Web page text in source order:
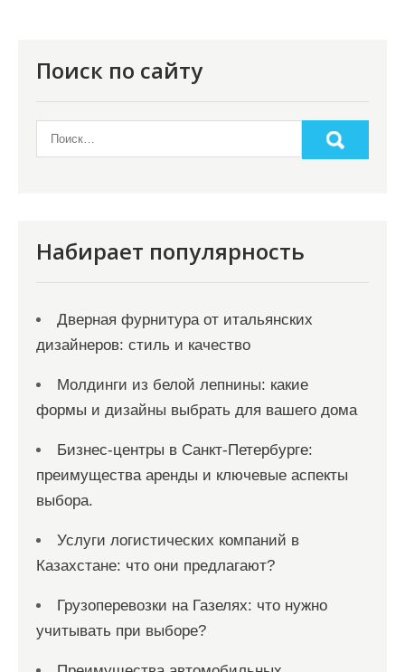
м
Поиск по сайту
Набирает популярность
Дверная фурнитура от итальянских
дизайнеров: стиль и качество
Молдинги из белой лепнины: какие
формы и дизайны выбрать для вашего дома
Бизнес-центры в Санкт-Петербурге:
преимущества аренды и ключевые аспекты
выбора.
Услуги логистических компаний в
Казахстане: что они предлагают?
Грузоперевозки на Газелях: что нужно
учитывать при выборе?